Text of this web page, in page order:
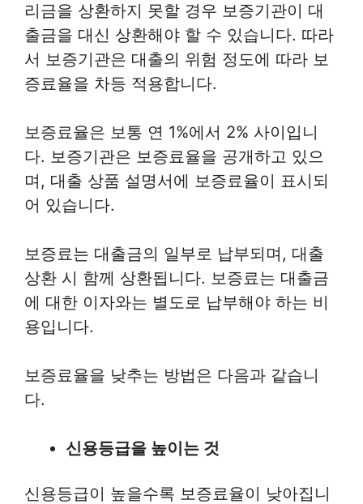
리금을 상환하지 못할 경우 보증기관이 대
출금을 대신 상환해야 할 수 있습니다. 따라
서 보증기관은 대출의 위험 정도에 따라 보
증료율을 차등 적용합니다.
보증료율은 보통 연 1%에서 2% 사이입니
다. 보증기관은 보증료율을 공개하고 있으
며, 대출 상품 설명서에 보증료율이 표시되
어 있습니다.
보증료는 대출금의 일부로 납부되며, 대출
상환 시 함께 상환됩니다. 보증료는 대출금
에 대한 이자와는 별도로 납부해야 하는 비
용입니다.
보증료율을 낮추는 방법은 다음과 같습니
다.
신용등급을 높이는 것
신용등급이 높을수록 보증료율이 낮아집니